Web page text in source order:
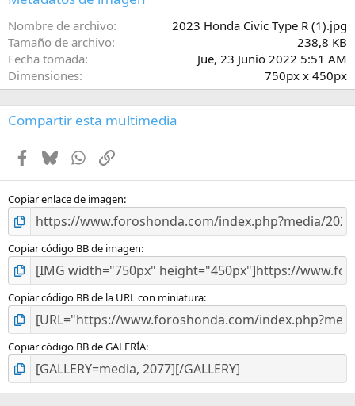
l
a
(
Nombre de archivo
2023 Honda Civic Type R (1).jpg
Tamaño de archivo
238,8 KB
Fecha tomada
Jue, 23 Junio 2022 5:51 AM
Dimensiones
750px x 450px
Compartir esta multimedia
Facebook
BlueskyWhatsApp
Enlace
Copiar enlace de imagen
Copiar código BB de imagen
Copiar código BB de la URL con miniatura
Copiar código BB de GALERÍA